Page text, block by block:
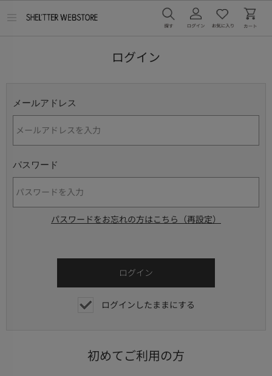
ログイン
メールアドレス
パスワード
パスワードをお忘れの方はこちら（再設定）
ログインしたままにする
初めてご利用の方